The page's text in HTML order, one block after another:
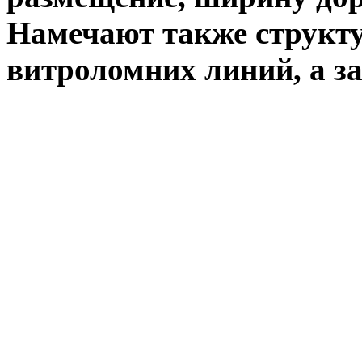
Намечают также
витроломних линий, а